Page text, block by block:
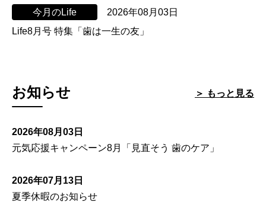
今月のLife
2026年08月03日
Life8月号 特集「歯は一生の友」
お知らせ
2026年08月03日
元気応援キャンペーン8月「見直そう 歯のケア」
2026年07月13日
夏季休暇のお知らせ
＞ もっと見る